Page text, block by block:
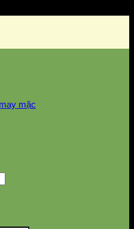
mặc